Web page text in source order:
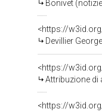
Bonivet
<https://
Devillier
<https://
Attribuzione di
<https://